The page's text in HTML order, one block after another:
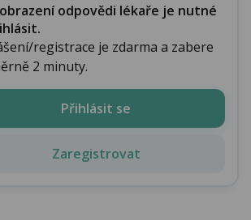
odpovědi lékaře je nutné
registrace je zdarma a zabere
2 minuty.
Přihlásit se
Zaregistrovat